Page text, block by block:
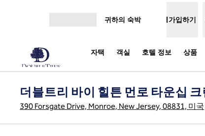
귀하의 숙박 가입하기
자택 객실 호텔 정보 상품
더블트리 바이 힐튼 먼로 타운십 크
390 Forsgate Drive, Monroe, New Jersey, 08831, 미국